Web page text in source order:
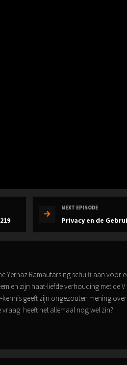
NEXT EPISODE
Privacy en de
Yernaz Ramautarsing schuift aan voor
en zijn haat-liefde verhouding met de
geeft zijn ongezouten mening
heeft het allemaal nog wel zin?